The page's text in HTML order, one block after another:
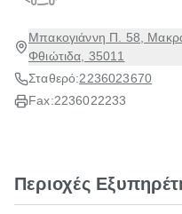
Μπακογιάννη Π. 58,
Φθιώτιδα, 35011
Σταθερό:2236023670
Fax:2236022233
Περιοχές